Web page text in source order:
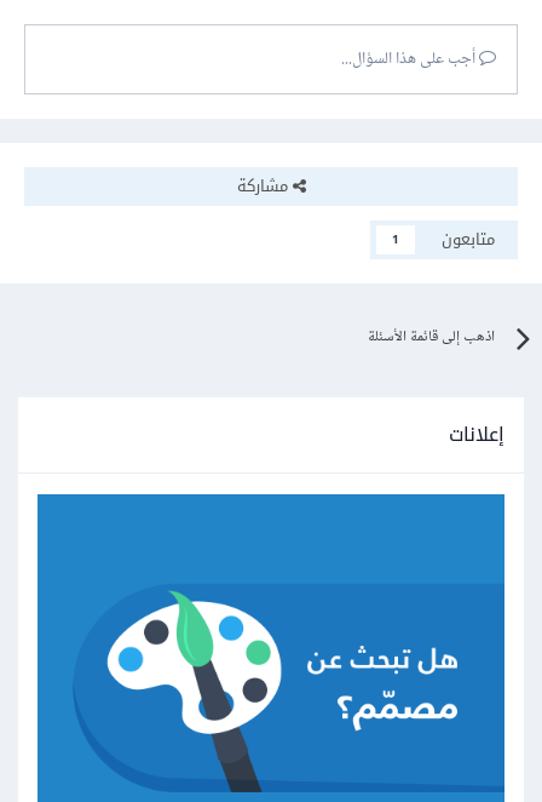
أجب على هذا السؤال...
مشاركة
متابعون
1
اذهب إلى قائمة الأسئلة
إعلانات